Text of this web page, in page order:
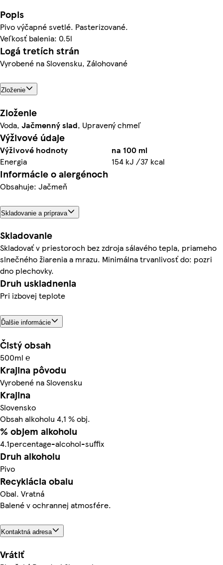
Popis
Pivo výčapné svetlé. Pasterizované.
Veľkosť balenia: 0.5l
Logá tretích strán
Vyrobené na Slovensku, Zálohované
Zloženie
Zloženie
Voda, Jačmenný slad, Upravený chmeľ
Výživové údaje
Výživové hodnoty
na 100 ml
Energia
154 kJ /37 kcal
Informácie o alergénoch
Obsahuje: Jačmeň
Skladovanie a príprava
Skladovanie
Skladovať v priestoroch bez zdroja sálavého tepla, priameho
slnečného žiarenia a mrazu. Minimálna trvanlivosť do: pozri
dno plechovky.
Druh uskladnenia
Pri izbovej teplote
Ďalšie informácie
Čistý obsah
500ml ℮
Krajina pôvodu
Vyrobené na Slovensku
Krajina
Slovensko
Obsah alkoholu 4,1 % obj.
% objem alkoholu
4.1percentage-alcohol-suffix
Druh alkoholu
Pivo
Recyklácia obalu
Obal. Vratná
Balené v ochrannej atmosfére.
Kontaktná adresa
Vrátiť